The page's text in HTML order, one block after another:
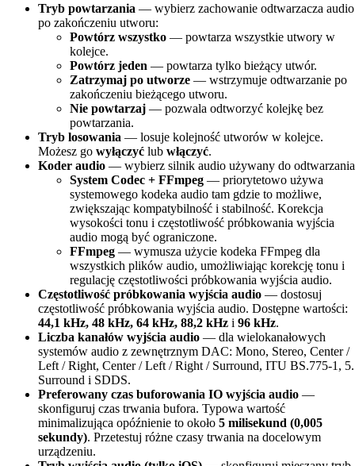
Tryb powtarzania — wybierz zachowanie odtwarzacza audio
po zakończeniu utworu:
Powtórz wszystko — powtarza wszystkie utwory w
kolejce.
Powtórz jeden — powtarza tylko bieżący utwór.
Zatrzymaj po utworze — wstrzymuje odtwarzanie po
zakończeniu bieżącego utworu.
Nie powtarzaj — pozwala odtworzyć kolejkę bez
powtarzania.
Tryb losowania — losuje kolejność utworów w kolejce.
Możesz go wyłączyć lub włączyć.
Koder audio — wybierz silnik audio używany do
System Codec + FFmpeg — priorytetowo używa
systemowego kodeka audio tam gdzie to możliwe,
zwiększając kompatybilność i stabilność. Korekcja
wysokości tonu i częstotliwość próbkowania wyjścia
audio mogą być ograniczone.
FFmpeg — wymusza użycie kodeka FFmpeg dla
wszystkich plików audio, umożliwiając korekcję tonu i
regulację częstotliwości próbkowania wyjścia audio.
Częstotliwość próbkowania wyjścia audio — dostosuj
częstotliwość próbkowania wyjścia audio. Dostępne wartości:
44,1 kHz, 48 kHz, 64 kHz, 88,2 kHz i 96 kHz.
Liczba kanałów wyjścia audio — dla wielokanałowych
systemów audio z zewnętrznym DAC: Mono, Stereo, Center /
Left / Right, Center / Left / Right / Surround, ITU BS.775-1,
Surround i SDDS.
Preferowany czas buforowania IO wyjścia audio —
skonfiguruj czas trwania bufora. Typowa wartość
minimalizująca opóźnienie to około 5 milisekund (0,005
sekundy). Przetestuj różne czasy trwania na docelowym
urządzeniu.